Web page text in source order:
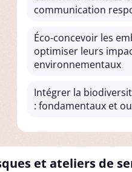
communication
Éco-concevoir les
optimiser leurs
environnementaux
Intégrer la
: fondamentaux et
et ateliers de